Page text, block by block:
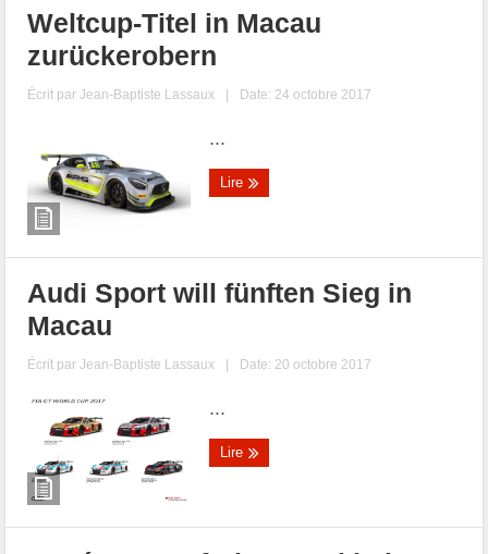
Weltcup-Titel in Macau
zurückerobern
Écrit parJean-Baptiste Lassaux | Date: 24 octobre 2017
...
Lire
Audi Sport will fünften Sieg in
Macau
Écrit parJean-Baptiste Lassaux | Date: 20 octobre 2017
...
Lire